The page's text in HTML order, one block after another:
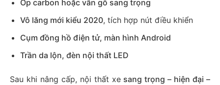
Ốp carbon hoặc vân gỗ sang trọng
Vô lăng mới kiểu 2020, tích hợp nút điều khiển
Cụm đồng hồ điện tử, màn hình Android
Trần da lộn, đèn nội thất LED
Sau khi nâng cấp, nội thất xe sang trọng – hiện đại –